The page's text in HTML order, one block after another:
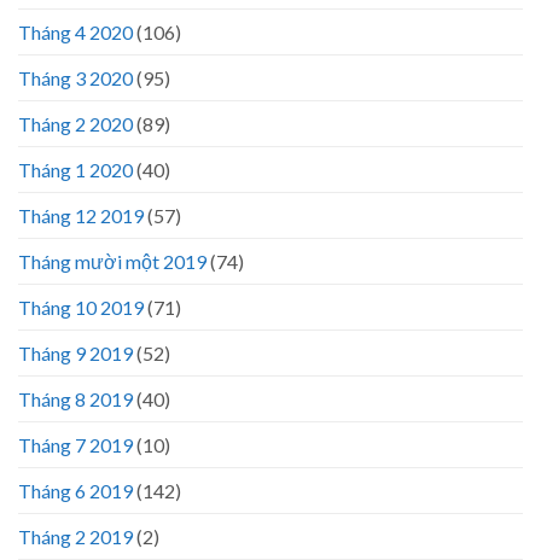
Tháng 4 2020(106)
Tháng 3 2020(95)
Tháng 2 2020(89)
Tháng 1 2020(40)
Tháng 12 2019(57)
Tháng mười một 2019(74)
Tháng 10 2019(71)
Tháng 9 2019(52)
Tháng 8 2019(40)
Tháng 7 2019(10)
Tháng 6 2019(142)
Tháng 2 2019(2)